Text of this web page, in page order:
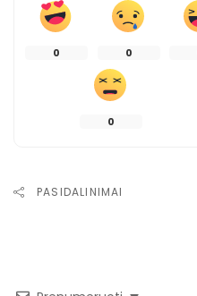
0 0
0
PASIDALINIMAI